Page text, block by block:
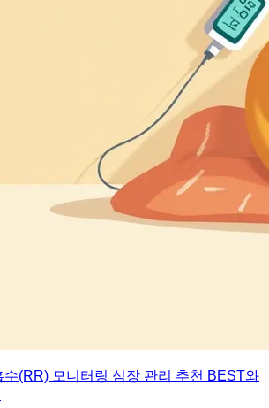
수(RR) 모니터링 심장 관리 추천 BEST와